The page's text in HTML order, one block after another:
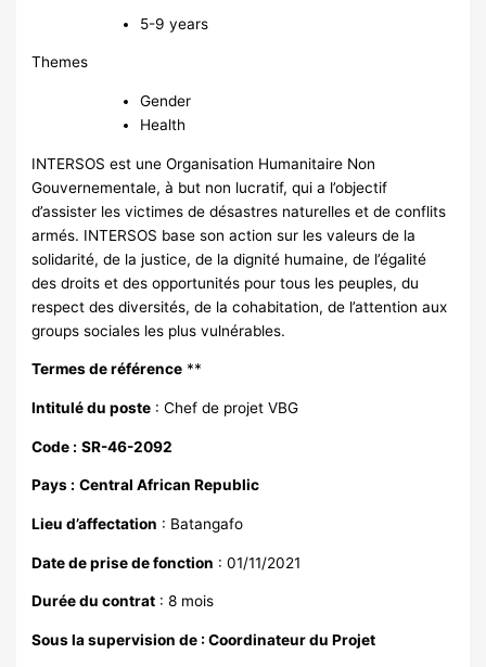
5-9 years
Themes
Gender
Health
INTERSOS est une Organisation Humanitaire Non
Gouvernementale, à but non lucratif, qui a l’objectif
d’assister les victimes de désastres naturelles et de conflits
armés. INTERSOS base son action sur les valeurs de la
solidarité, de la justice, de la dignité humaine, de l’égalité
des droits et des opportunités pour tous les peuples, du
respect des diversités, de la cohabitation, de l’attention aux
groups sociales les plus vulnérables.
Termes de référence **
Intitulé du poste : Chef de projet VBG
Code : SR-46-2092
Pays : Central African Republic
Lieu d’affectation : Batangafo
Date de prise de fonction : 01/11/2021
Durée du contrat : 8 mois
Sous la supervision de : Coordinateur du Projet